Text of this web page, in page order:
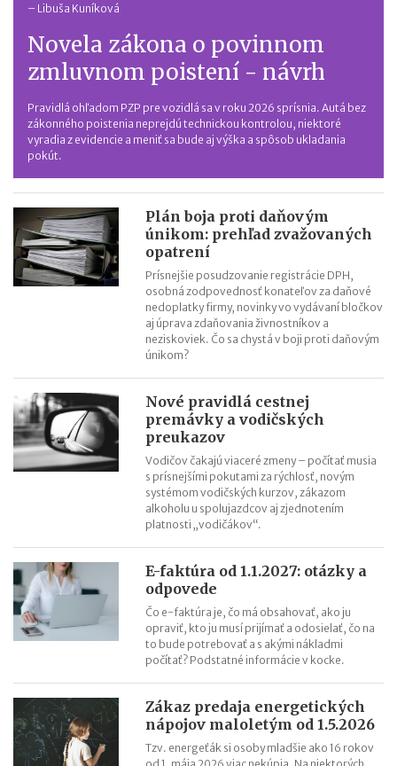
– Libuša Kuníková
Novela zákona o povinnom
zmluvnom poistení - návrh
Pravidlá ohľadom PZP pre vozidlá sa v roku 2026 sprísnia. Autá bez
zákonného poistenia neprejdú technickou kontrolou, niektoré
vyradia z evidencie a meniť sa bude aj výška a spôsob ukladania
pokút.
Plán boja proti daňovým
únikom: prehľad zvažovaných
opatrení
Prísnejšie posudzovanie registrácie DPH,
osobná zodpovednosť konateľov za daňové
nedoplatky firmy, novinky vo vydávaní bločkov
aj úprava zdaňovania živnostníkov a
neziskoviek. Čo sa chystá v boji proti daňovým
únikom?
Nové pravidlá cestnej
premávky a vodičských
preukazov
Vodičov čakajú viaceré zmeny – počítať musia
s prísnejšími pokutami za rýchlosť, novým
systémom vodičských kurzov, zákazom
alkoholu u spolujazdcov aj zjednotením
platnosti „vodičákov“.
E-faktúra od 1.1.2027: otázky a
odpovede
Čo e-faktúra je, čo má obsahovať, ako ju
opraviť, kto ju musí prijímať a odosielať, čo na
to bude potrebovať a s akými nákladmi
počítať? Podstatné informácie v kocke.
Zákaz predaja energetických
nápojov maloletým od 1.5.2026
Tzv. energeťák si osoby mladšie ako 16 rokov